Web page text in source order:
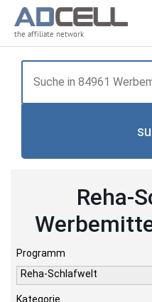
the affiliate network
Reha-
Programm
Reha-Schlafwelt
Kategorie